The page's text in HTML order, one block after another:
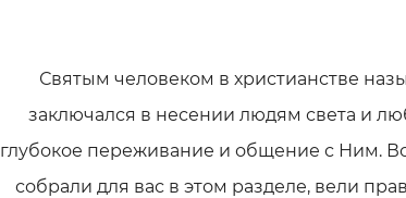
Святым человеком в христианстве
заключался в несении людям света и
глубокое переживание и общение с Ним.
собрали для вас в этом разделе, вели